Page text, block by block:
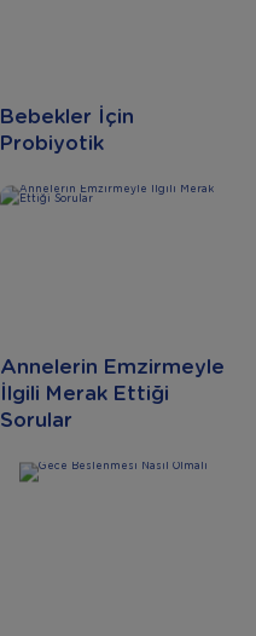
Bebekler İçin
Probiyotik
Annelerin Emzirmeyle
İlgili Merak Ettiği
Sorular